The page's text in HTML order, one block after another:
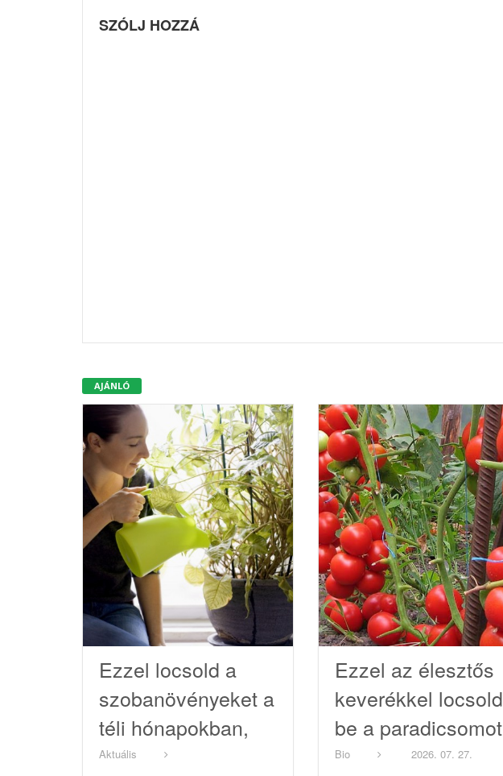
SZÓLJ HOZZÁ
AJÁNLÓ
Ezzel locsold a
szobanövényeket a
téli hónapokban,
hogy
Aktuális
Ezzel az élesztős
keverékkel locsold
be a paradicsomot
és uborkát
Bio 2026. 07. 27.